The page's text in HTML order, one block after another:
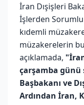
İran Dışişleri
İşlerden Sorumlu
kıdemli
müzakerelerin
açıklamada,
çarşamba
Başbakanı ve
Ardından İran,